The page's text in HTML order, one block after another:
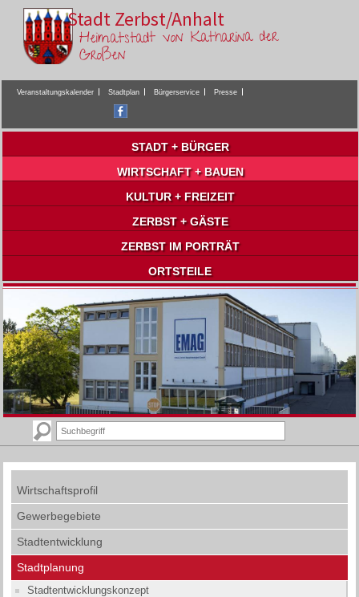
Stadt Zerbst/Anhalt
Heimatstadt von Katharina der
Großen
Veranstaltungskalender Stadtplan Bürgerservice Presse
STADT + BÜRGER
WIRTSCHAFT + BAUEN
KULTUR + FREIZEIT
ZERBST + GÄSTE
ZERBST IM PORTRÄT
ORTSTEILE
Wirtschaftsprofil
Gewerbegebiete
Stadtentwicklung
Stadtplanung
Stadtentwicklungskonzept